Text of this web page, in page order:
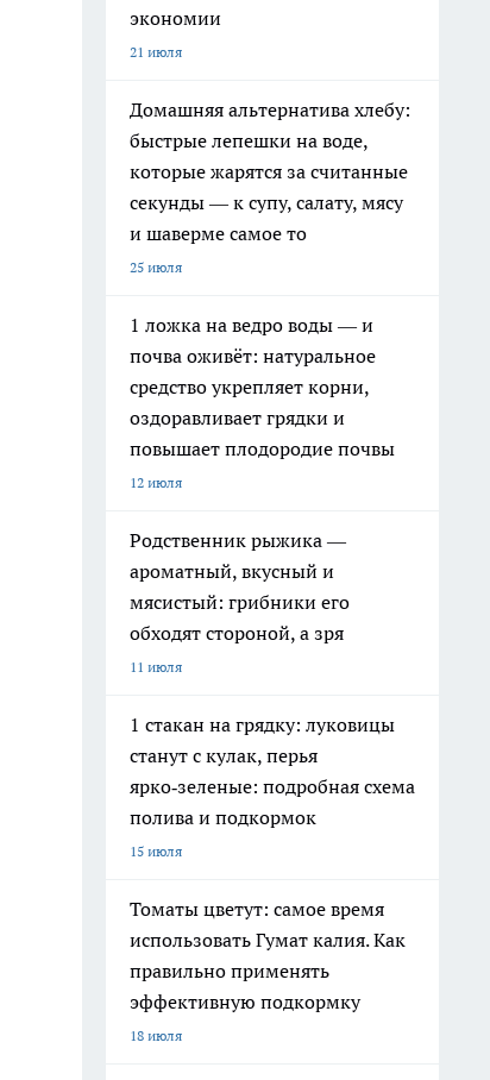
экономии
21 июля
Домашняя альтернатива хлебу:
быстрые лепешки на воде,
которые жарятся за считанные
секунды — к супу, салату, мясу
и шаверме самое то
25 июля
1 ложка на ведро воды — и
почва оживёт: натуральное
средство укрепляет корни,
оздоравливает грядки и
повышает плодородие почвы
12 июля
Родственник рыжика —
ароматный, вкусный и
мясистый: грибники его
обходят стороной, а зря
11 июля
1 стакан на грядку: луковицы
станут с кулак, перья
ярко‑зеленые: подробная схема
полива и подкормок
15 июля
Томаты цветут: самое время
использовать Гумат калия. Как
правильно применять
эффективную подкормку
18 июля